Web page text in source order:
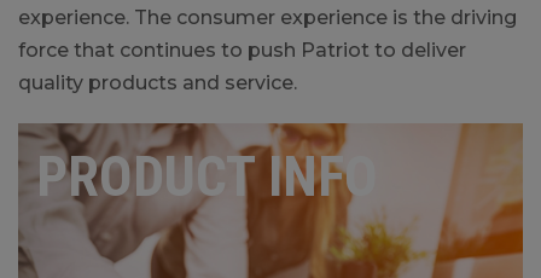
experience. The consumer experience is the driving
force that continues to push Patriot to deliver
quality products and service.
PRODUCT INFO